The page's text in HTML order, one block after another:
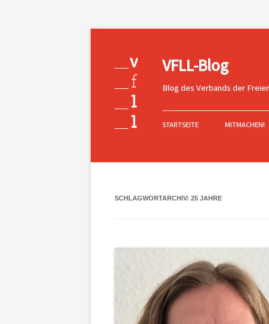
VFLL-Blog
Blog des Verbands der
Inhalt
STARTSEITE MITMACHEN!
SCHLAGWORTARCHIV: 25 JAHRE